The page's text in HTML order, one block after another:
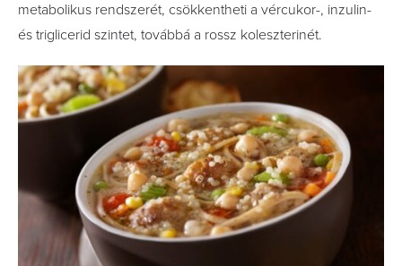
metabolikus rendszerét, csökkentheti a vércukor-, inzulin-
és triglicerid szintet, továbbá a rossz koleszterinét.